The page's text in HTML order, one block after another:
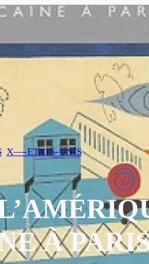
, X—-ETATS-UNIS
À